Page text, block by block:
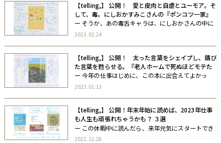
が発する「優しい言葉」のほうが、 […]
【telling,】 公開！ 愛と皮肉と自虐とユーモア。そ
して、毒。にしおかすみこさんの『ポンコツ一家』
がすごい
ー そうか、あの毒舌キャラは、にしおかさんの中に
まったくない要素ではないのだな。この「気づき」
2023.02.24
【telling,】 公開！ 太った言葉をシェイプし、錆び
た言葉を甦らせる。『老人ホームで死ぬほどモテた
い』
ー 今年の仕事はじめに、この本に出会えてよかっ
た。まだ全部ではないけれど、まるまると太って誰
2023.01.13
【telling,】 公開！年末年始に読めば、2023年仕事
も人生も頑張れちゃうかも？ ３選
ー この休暇中に読んだら、来年元気にスタートでき
そうなビジネス系書籍３選をお送りしますー。 ・時
2022.12.28